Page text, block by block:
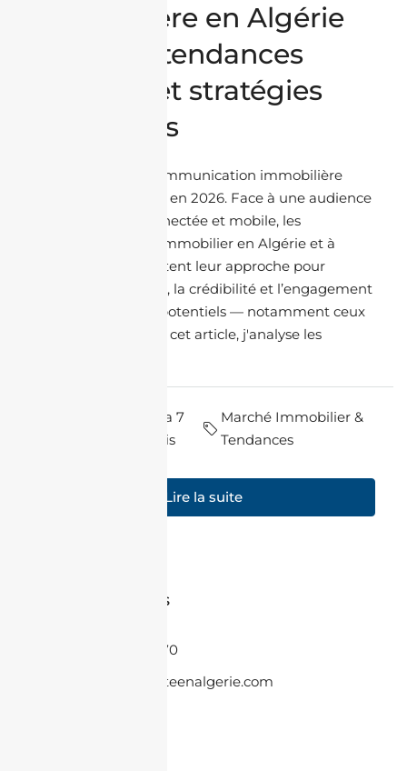
immobilière en Algérie
en 2026 : tendances
digitales et stratégies
gagnantes
Le paysage de la communication immobilière
change rapidement en 2026. Face à une audience
plus exigeante, connectée et mobile, les
professionnels de l’immobilier en Algérie et à
l’international adaptent leur approche pour
renforcer la visibilité, la crédibilité et l’engagement
avec les acheteurs potentiels — notamment ceux
de la diaspora. Dans cet article, j'analyse les
il y a 7
mois
Marché Immobilier &
Tendances
Lire la suite
Contactez-nous
+33 6 86 08 55 70
contact@jacheteenalgerie.com